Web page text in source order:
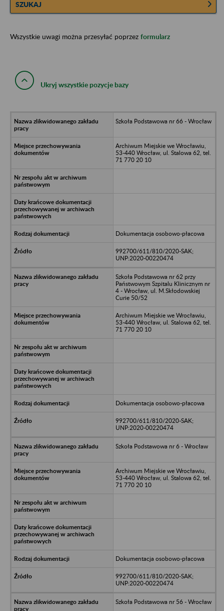
SZUKAJ
Wszystkie uwagi można przesyłać poprzez formularz
Ukryj wszystkie pozycje bazy
Szkoła Podstawowa nr 66 - Wrocław
Archiwum Miejskie we Wrocławiu,
53-440 Wrocław, ul. Stalowa 62, tel.
71 770 20 10
Dokumentacja osobowo-płacowa
992700/611/810/2020-SAK;
UNP:2020-00220474
Szkoła Podstawowa nr 62 przy
Państwowym Szpitalu Klinicznym nr
4 - Wrocław, ul. M.Skłodowskiej
Curie 50/52
Archiwum Miejskie we Wrocławiu,
53-440 Wrocław, ul. Stalowa 62, tel.
71 770 20 10
Dokumentacja osobowo-płacowa
992700/611/810/2020-SAK;
UNP:2020-00220474
Szkoła Podstawowa nr 6 - Wrocław
Archiwum Miejskie we Wrocławiu,
53-440 Wrocław, ul. Stalowa 62, tel.
71 770 20 10
Dokumentacja osobowo-płacowa
992700/611/810/2020-SAK;
UNP:2020-00220474
Szkoła Podstawowa nr 56 - Wrocław